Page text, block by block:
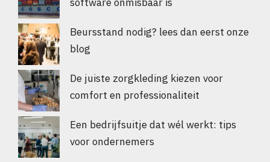
Beursstand nodig? lees dan eerst onze
blog
De juiste zorgkleding kiezen voor
comfort en professionaliteit
Een bedrijfsuitje dat wél werkt: tips
voor ondernemers